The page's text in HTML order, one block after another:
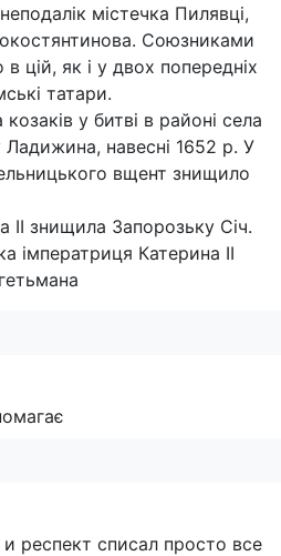
містечка Пилявці,
Союзниками
цій, як і у двох попередніх
татари.
у битві в районі села
Ладижина, навесні 1652 р. У
вщент знищило
II знищила Запорозьку Січ.
імператриця Катерина II
респект списал просто все